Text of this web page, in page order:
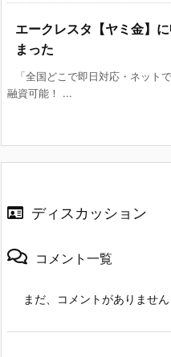
エークレスタ【ヤミ金】
まった
「全国どこで即日対応・ネット
融資可能！ ...
ディスカッション
コメント一覧
まだ、コメントがありません